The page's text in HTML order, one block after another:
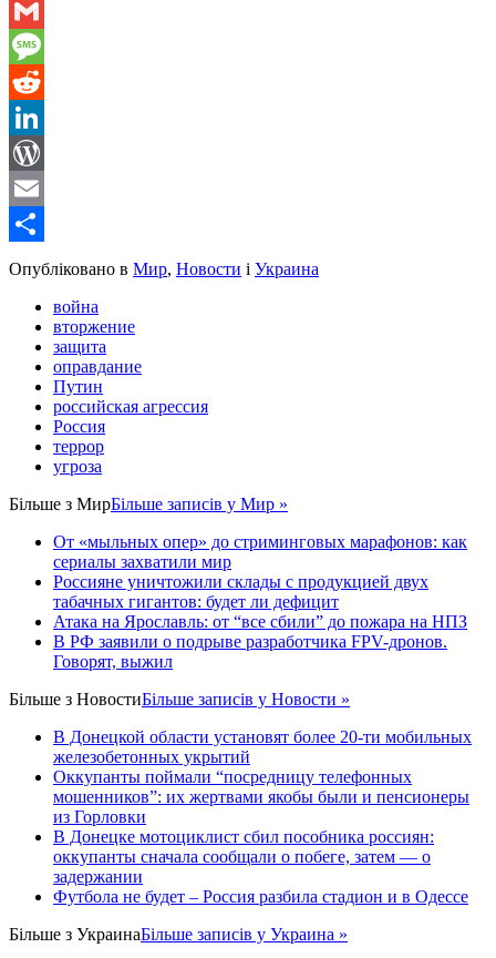
WhatsApp
Gmail
Message
Reddit
LinkedIn
WordPress
Email
Share
Опубліковано в Мир, Новости і Украина
война
вторжение
защита
оправдание
Путин
российская агрессия
Россия
террор
угроза
Більше з МирБільше записів у Мир »
От «мыльных опер» до стриминговых марафонов: как
сериалы захватили мир
Россияне уничтожили склады с продукцией двух
табачных гигантов: будет ли дефицит
Атака на Ярославль: от “все сбили” до пожара на НПЗ
В РФ заявили о подрыве разработчика FPV-дронов.
Говорят, выжил
Більше з НовостиБільше записів у Новости »
В Донецкой области установят более 20-ти мобильных
железобетонных укрытий
Оккупанты поймали “посредницу телефонных
мошенников”: их жертвами якобы были и пенсионеры
из Горловки
В Донецке мотоциклист сбил пособника россиян:
оккупанты сначала сообщали о побеге, затем — о
задержании
Футбола не будет – Россия разбила стадион и в Одессе
Більше з УкраинаБільше записів у Украина »